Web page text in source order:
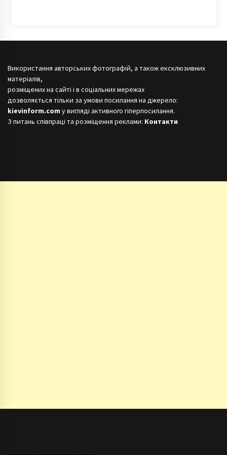
Використання авторських фотографій, а також ексклюзивних
матеріалів,
розміщених на сайті і в соціальних мережах
дозволяється тільки за умови посилання на джерело:
kievinform.com у вигляді активного гіперпосилання.
З питань співпраці та розміщення реклами: Контакти